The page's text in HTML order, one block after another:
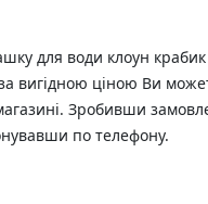
для води клоун
вигідною ціною Ви
Зробивши
по телефону.